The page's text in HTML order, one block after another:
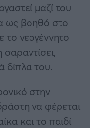
μαζί του
ως βοηθό στο
το νεογέννητο
δίπλα του.
στην
να φέρεται
και το παιδί